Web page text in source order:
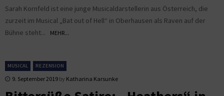
Sarah Kornfeld ist eine junge Musicaldarstellerin aus Österreich, die
zurzeit im Musical „Bat out of Hell“ in Oberhausen als Raven auf der
Bühne steht...
MEHR...
MUSICAL REZENSION
9. September 2019 by Katharina Karsunke